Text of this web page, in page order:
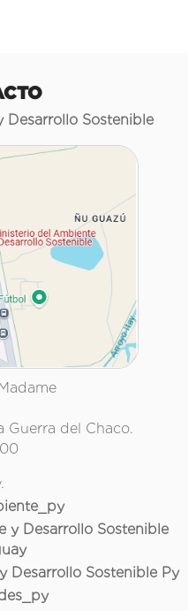
Desarrollo Sostenible
Guerra del Chaco.
Desarrollo Sostenible
Desarrollo Sostenible Py